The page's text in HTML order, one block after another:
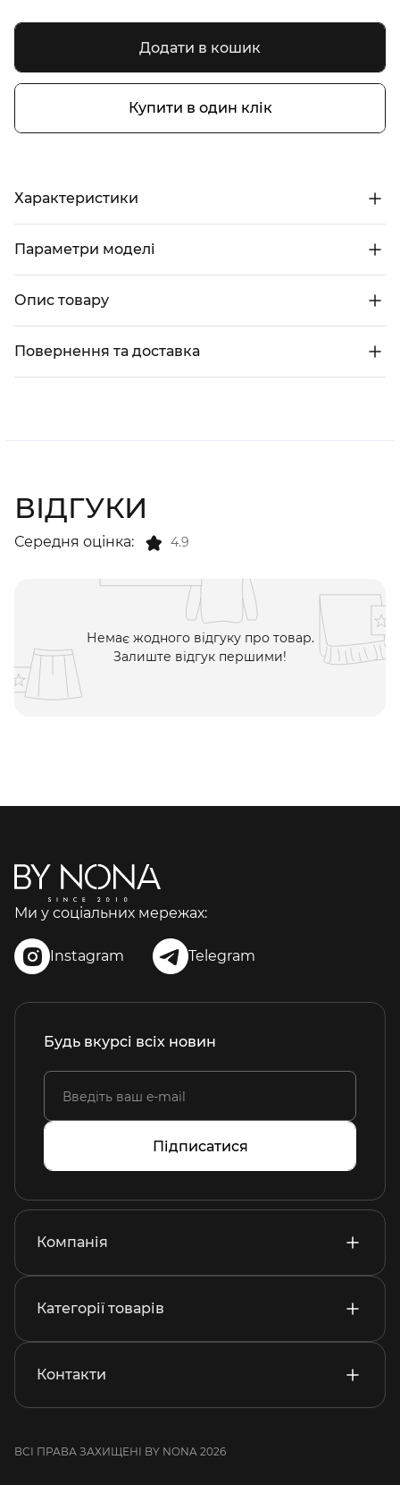
Додати в кошик
Купити в один клік
Характеристики
Параметри моделі
Опис товару
Повернення та доставка
ВІДГУКИ
Середня оцінка: 4.9
Немає жодного відгуку про товар.
Залиште відгук першими!
Ми у соціальних мережах:
Instagram Telegram
Будь вкурсі всіх новин
Підписатися
Компанія
Категорії товарів
Контакти
ВСІ ПРАВА ЗАХИЩЕНІ BY NONA 2026